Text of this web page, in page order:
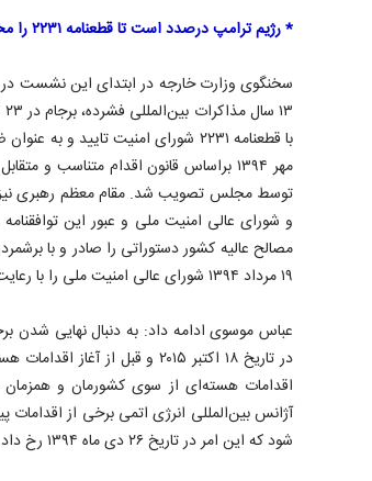
* رژیم ترامپ درصدد است تا قطعنامه ۲۲۳۱ را مختل سازد
سخنگوی وزارت خارجه در ابتدای این نشست در
مهر ۱۳۹۴ براساس قانون اقدام متناسب و
توسط مجلس تصویب شد. مقام معظم رهبری نیز
و شورای عالی امنیت ملی و عبور این
۱۹ مرداد ۱۳۹۴ شورای عالی امنیت ملی را با رعایت این موارد و الزامات تایید کردند.
عباس موسوی ادامه داد: به دنبال نهایی شدن
در تاریخ ۱۸ اکتبر ۲۰۱۵ و قبل
اقدامات هسته‌ای از سوی کشورمان و همزمان
آژانس بین‌المللی انرژی اتمی برخی از
شود که این امر در تاریخ ۲۶ دی ماه ۱۳۹۴ رخ داد.